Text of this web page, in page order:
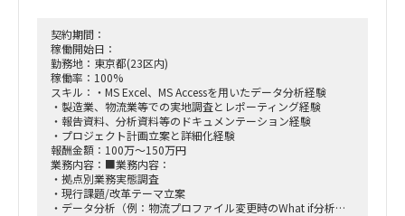
契約期間：
稼働開始日：
勤務地：東京都(23区内)
稼働率：100%
スキル：・MS Excel、MS Accessを用いたデータ分析経験
・製造業、物流業等での実地調査とレポーティング経験
・報告資料、分析資料等のドキュメンテーション経験
・プロジェクト計画立案と詳細化経験
報酬金額：100万～150万円
業務内容：■業務内容：
・拠点別業務実態調査
・現行課題/改革テーマ立案
・データ分析（例：物流プロファイル変更時のWhat if分析、